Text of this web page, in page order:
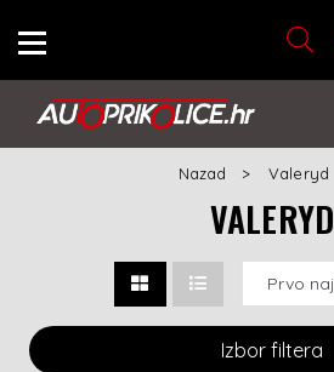
Nazad Valeryd
VALERYD
Izbor filtera